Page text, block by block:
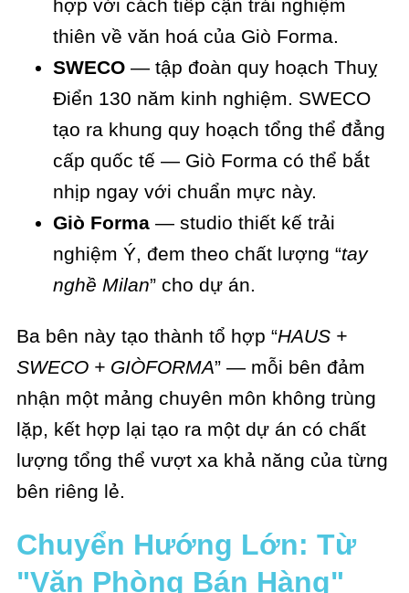
hợp với cách tiếp cận trải nghiệm
thiên về văn hoá của Giò Forma.
SWECO — tập đoàn quy hoạch Thuỵ
Điển 130 năm kinh nghiệm. SWECO
tạo ra khung quy hoạch tổng thể đẳng
cấp quốc tế — Giò Forma có thể bắt
nhịp ngay với chuẩn mực này.
Giò Forma — studio thiết kế trải
nghiệm Ý, đem theo chất lượng “tay
nghề Milan” cho dự án.
Ba bên này tạo thành tổ hợp “HAUS +
SWECO + GIÒFORMA” — mỗi bên đảm
nhận một mảng chuyên môn không trùng
lặp, kết hợp lại tạo ra một dự án có chất
lượng tổng thể vượt xa khả năng của từng
bên riêng lẻ.
Chuyển Hướng Lớn: Từ
"Văn Phòng Bán Hàng"